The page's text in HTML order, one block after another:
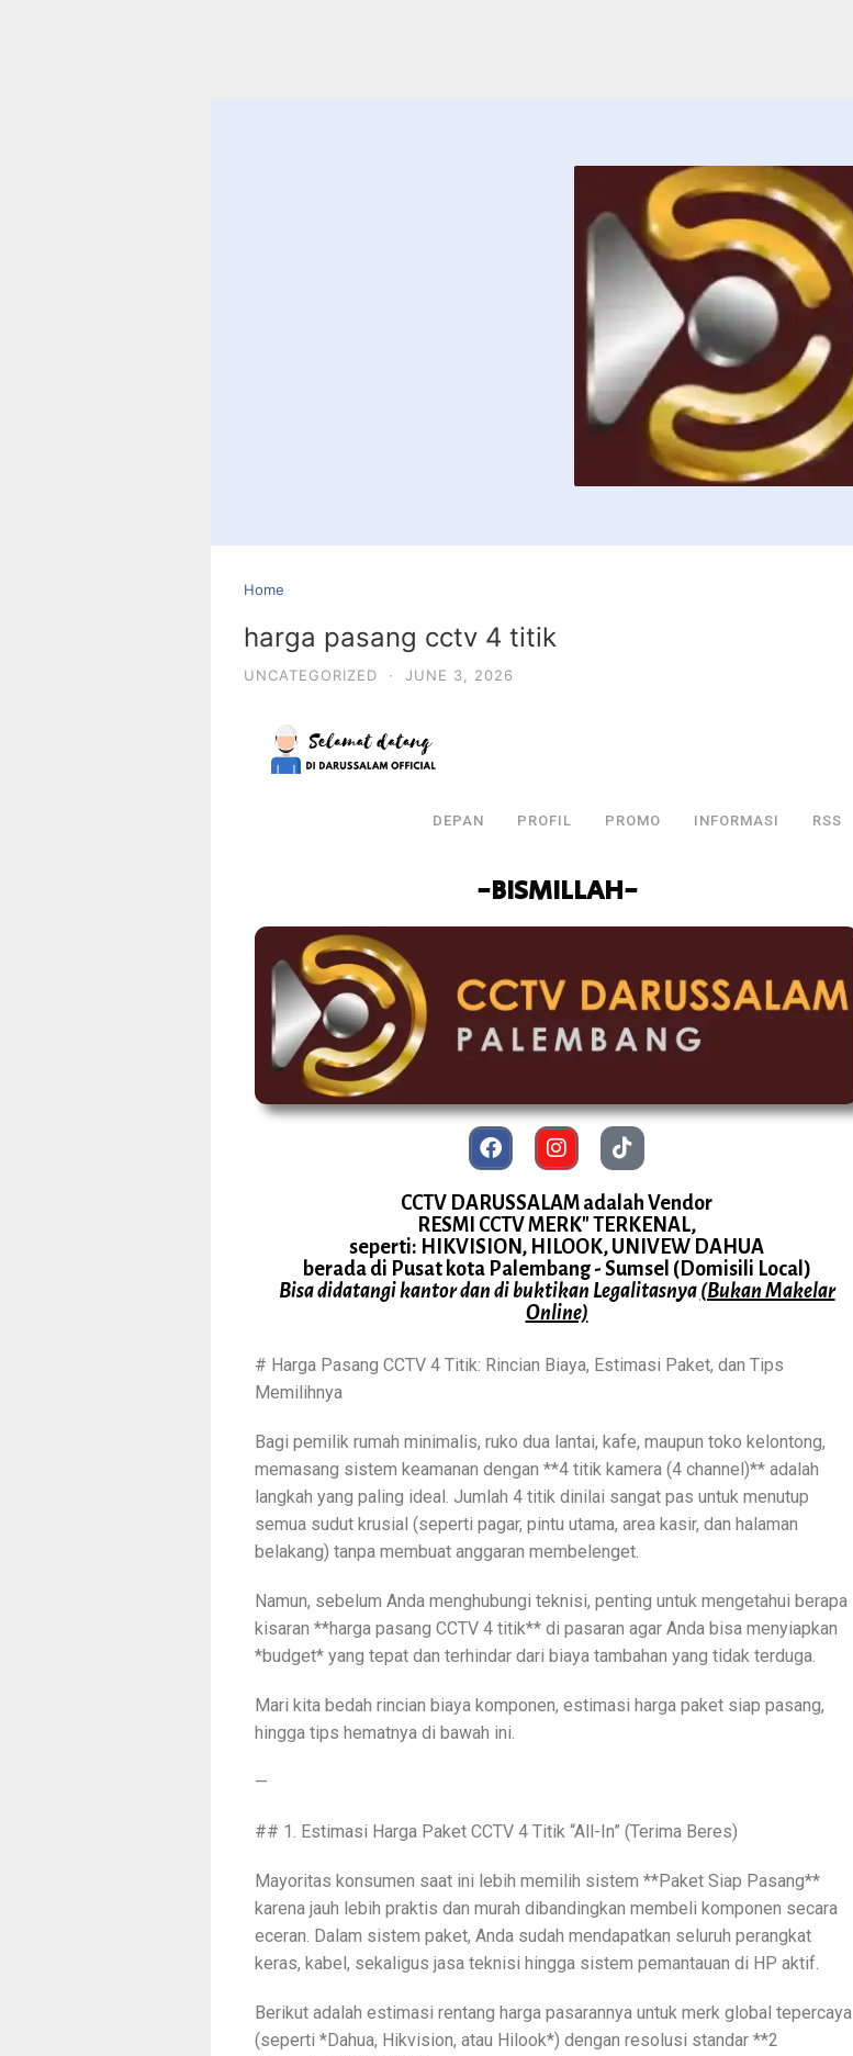
Home
harga pasang cctv 4 titik
UNCATEGORIZED · JUNE 3, 2026
DEPAN PROFIL PROMO INFORMASI RSS
-BISMILLAH-
CCTV DARUSSALAM adalah Vendor
RESMI CCTV MERK" TERKENAL,
seperti: HIKVISION, HILOOK, UNIVEW DAHUA
berada di Pusat kota Palembang - Sumsel (Domisili Local)
Bisa didatangi kantor dan di buktikan Legalitasnya (Bukan Makelar
Online)
# Harga Pasang CCTV 4 Titik: Rincian Biaya, Estimasi Paket, dan Tips
Memilihnya
Bagi pemilik rumah minimalis, ruko dua lantai, kafe, maupun toko kelontong,
memasang sistem keamanan dengan **4 titik kamera (4 channel)** adalah
langkah yang paling ideal. Jumlah 4 titik dinilai sangat pas untuk menutup
semua sudut krusial (seperti pagar, pintu utama, area kasir, dan halaman
belakang) tanpa membuat anggaran membelenget.
Namun, sebelum Anda menghubungi teknisi, penting untuk mengetahui berapa
kisaran **harga pasang CCTV 4 titik** di pasaran agar Anda bisa menyiapkan
*budget* yang tepat dan terhindar dari biaya tambahan yang tidak terduga.
Mari kita bedah rincian biaya komponen, estimasi harga paket siap pasang,
hingga tips hematnya di bawah ini.
—
## 1. Estimasi Harga Paket CCTV 4 Titik “All-In” (Terima Beres)
Mayoritas konsumen saat ini lebih memilih sistem **Paket Siap Pasang**
karena jauh lebih praktis dan murah dibandingkan membeli komponen secara
eceran. Dalam sistem paket, Anda sudah mendapatkan seluruh perangkat
keras, kabel, sekaligus jasa teknisi hingga sistem pemantauan di HP aktif.
Berikut adalah estimasi rentang harga pasarannya untuk merk global tepercaya
(seperti *Dahua, Hikvision, atau Hilook*) dengan resolusi standar **2